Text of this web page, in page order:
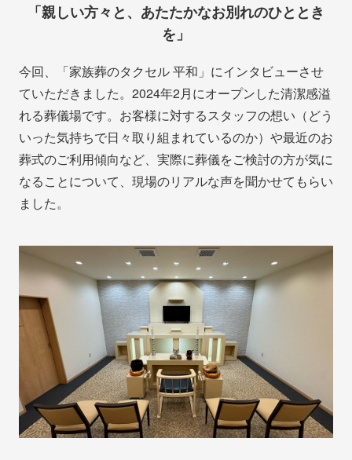
「親しい方々と、あたたかなお別れのひととき
を」
今回、「家族葬のタクセル 平和」にインタビューさせ
ていただきました。2024年2月にオープンした清潔感溢
れる葬儀場です。お客様に対するスタッフの想い（どう
いった気持ちで日々取り組まれているのか）や最近のお
葬式のご利用傾向など、実際に葬儀をご検討の方が気に
なることについて、現場のリアルな声を聞かせてもらい
ました。